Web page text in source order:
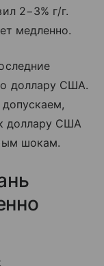
2−3% г/г.
медленно.
доллару США.
доллару США
шокам.